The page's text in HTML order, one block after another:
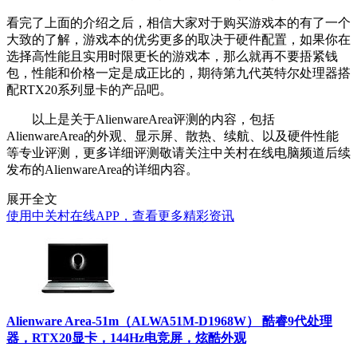
看完了上面的介绍之后，相信大家对于购买游戏本的有了一个
大致的了解，游戏本的优劣更多的取决于硬件配置，如果你在
选择高性能且实用时限更长的游戏本，那么就再不要捂紧钱
包，性能和价格一定是成正比的，期待第九代英特尔处理器搭
配RTX20系列显卡的产品吧。
以上是关于AlienwareArea评测的内容，包括
AlienwareArea的外观、显示屏、散热、续航、以及硬件性能
等专业评测，更多详细评测敬请关注中关村在线电脑频道后续
发布的AlienwareArea的详细内容。
展开全文
使用中关村在线APP，查看更多精彩资讯
Alienware Area-51m（ALWA51M-D1968W） 酷睿9代处理
器，RTX20显卡，144Hz电竞屏，炫酷外观